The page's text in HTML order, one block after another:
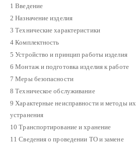
1 Введение
2 Назначение изделия
3 Технические характеристики
4 Комплектность
5 Устройство и принцип работы изделия
6 Монтаж и подготовка изделия к работе
7 Меры безопасности
8 Техническое обслуживание
9 Характерные неисправности и методы их
устранения
10 Транспортирование и хранение
11 Сведения о проведении ТО и замене